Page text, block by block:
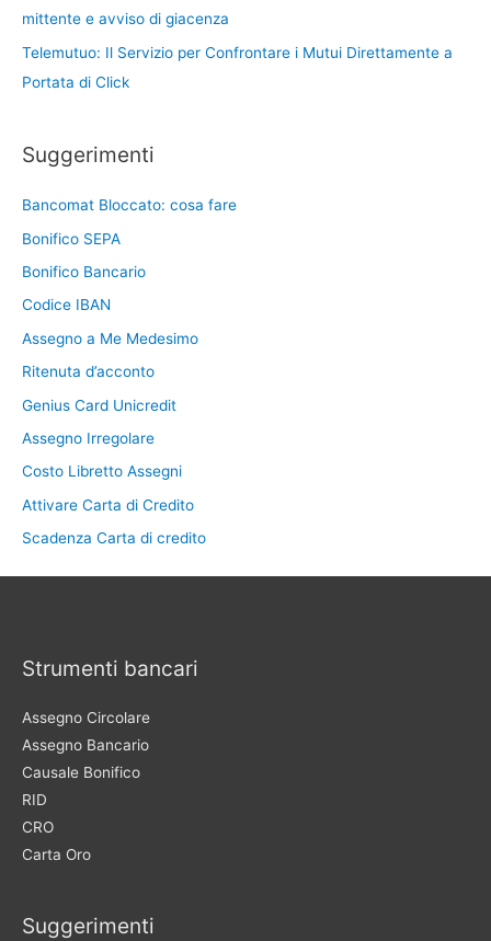
mittente e avviso di giacenza
Telemutuo: Il Servizio per Confrontare i Mutui Direttamente a
Portata di Click
Suggerimenti
Bancomat Bloccato: cosa fare
Bonifico SEPA
Bonifico Bancario
Codice IBAN
Assegno a Me Medesimo
Ritenuta d’acconto
Genius Card Unicredit
Assegno Irregolare
Costo Libretto Assegni
Attivare Carta di Credito
Scadenza Carta di credito
Strumenti bancari
Assegno Circolare
Assegno Bancario
Causale Bonifico
RID
CRO
Carta Oro
Suggerimenti